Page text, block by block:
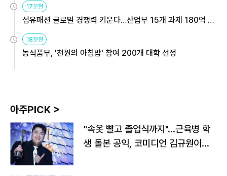
17분전
섬유패션 글로벌 경쟁력 키운다…산업부 15개 과제 180억 지
원
18분전
농식품부, '천원의 아침밥' 참여 200개 대학 선정
아주PICK >
"속옷 빨고 졸업식까지"…근육병 학
생 돌본 공익, 코미디언 김규원이었